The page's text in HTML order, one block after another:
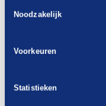
Noodzakelijk
Voorkeuren
Statistieken